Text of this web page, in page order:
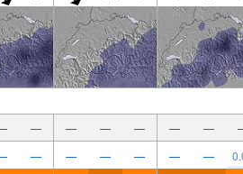
— — — — — —
— — — — — —